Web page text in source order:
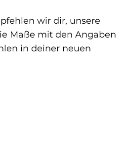
wir dir, unsere
Maße mit den Angaben
in deiner neuen